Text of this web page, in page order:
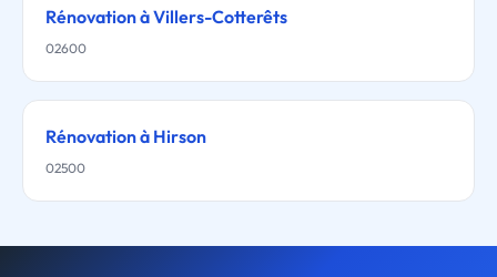
Rénovation à Villers-Cotterêts
02600
Rénovation à Hirson
02500